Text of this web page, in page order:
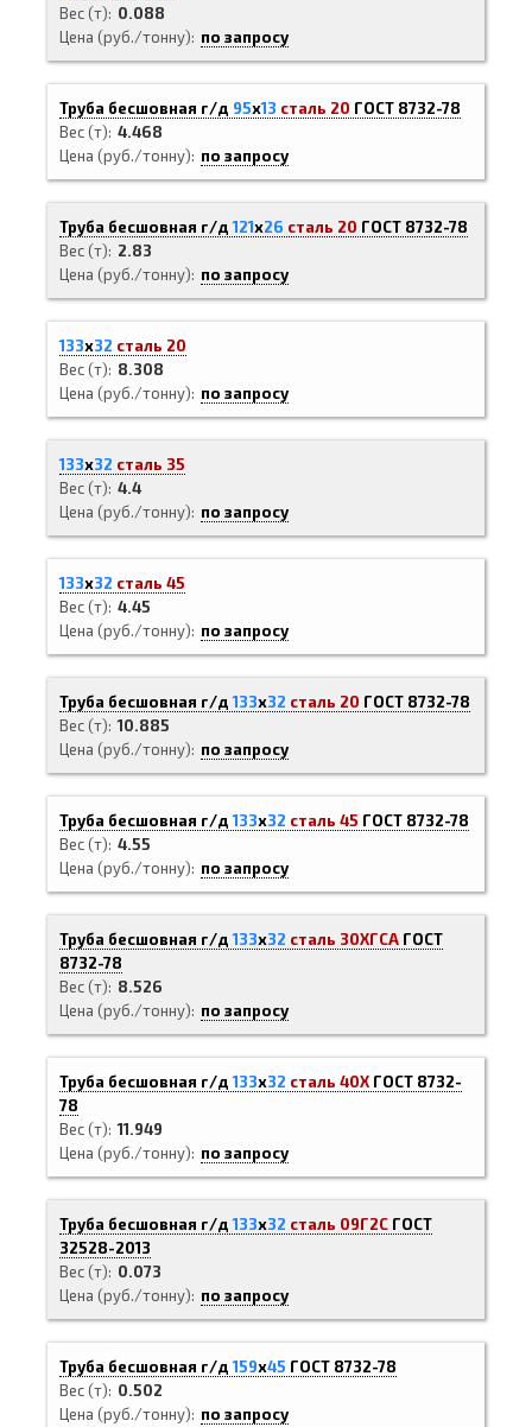
Вес (т)
0.088
Цена (руб./тонну)
по запросу
Труба бесшовная г/д 95х13 сталь 20 ГОСТ 8732-78
Вес (т) 4.468
Цена (руб./тонну)
по запросу
Труба бесшовная г/д121х26 сталь 20 ГОСТ 8732-78
Вес (т)
2.83
Цена (руб./тонну)
по запросу
133х32 сталь 20
Вес (т)
8.308
Цена (руб./тонну)
по запросу
133х32 сталь 35
Вес (т) 4.4
Цена (руб./тонну)
по запросу
133х32 сталь 45
Вес (т) 4.45
Цена (руб./тонну)
по запросу
Труба бесшовная г/д133х32 сталь 20 ГОСТ 8732-78
Вес (т) 10.885
Цена (руб./тонну)
по запросу
Труба бесшовная г/д133х32 сталь 45 ГОСТ 8732-78
Вес (т) 4.55
Цена (руб./тонну)
по запросу
Труба бесшовная г/д133х32 сталь 30ХГСА ГОСТ
8732-78
Вес (т)
8.526
Цена (руб./тонну)
по запросу
Труба бесшовная г/д133х32 сталь 40Х ГОСТ 8732-
78
Вес (т) 11.949
Цена (руб./тонну)
по запросу
Труба бесшовная г/д133х32 сталь 09Г2С ГОСТ
32528-2013
Вес (т)
0.073
Цена (руб./тонну)
по запросу
Труба бесшовная г/д159х45 ГОСТ 8732-78
Вес (т)
0.502
Цена (руб./тонну)
по запросу